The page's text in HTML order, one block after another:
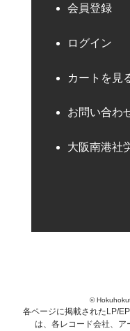
会員登録
ログイン
カートを見
お問い合わ
大阪南港社
©
各ページに掲載されたLP/
は、各レコード会社、ア